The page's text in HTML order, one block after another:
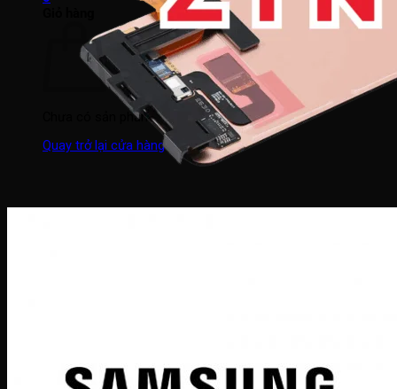
Chưa có sản phẩm trong giỏ hàng.
Quay trở lại cửa hàng